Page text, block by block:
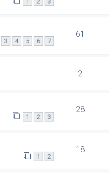
3 4 5 6 7
61
2
1 2 3
28
1 2
18